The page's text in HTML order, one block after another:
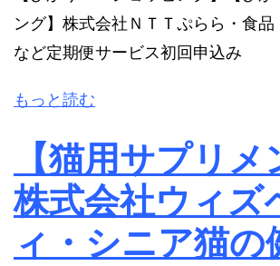
ング】株式会社ＮＴＴぷらら・食
など定期便サービス初回申込み
もっと読む
【猫用サプリメ
株式会社ウィズ
ィ・シニア猫の